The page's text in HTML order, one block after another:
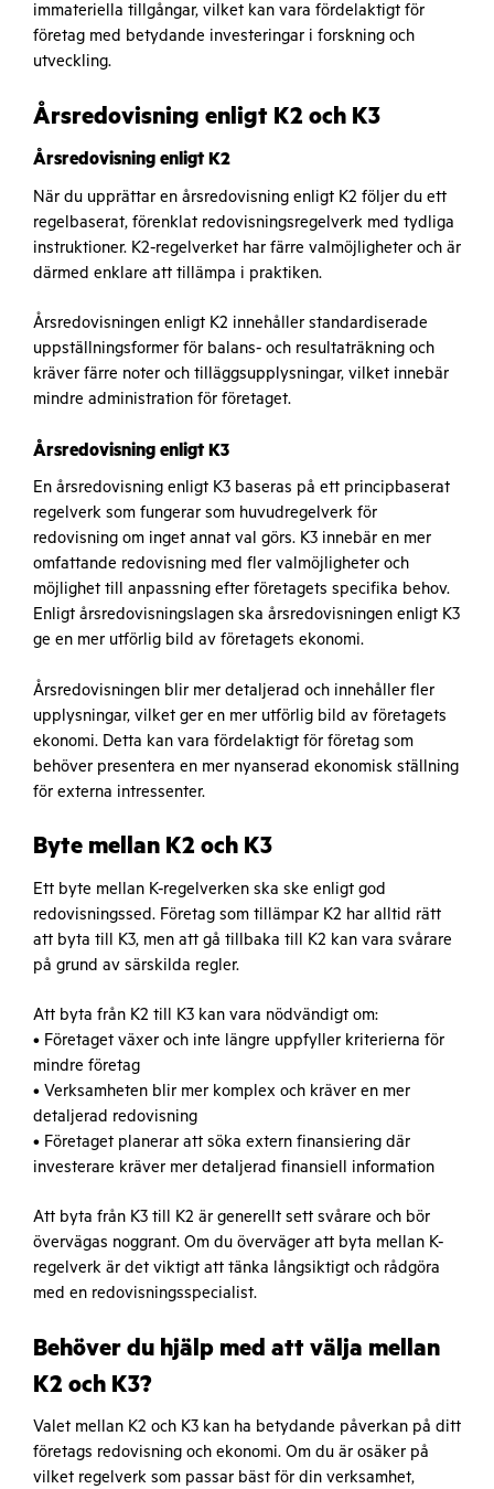
immateriella tillgångar, vilket kan vara fördelaktigt för
företag med betydande investeringar i forskning och
utveckling.
Årsredovisning enligt K2 och K3
Årsredovisning enligt K2
När du upprättar en årsredovisning enligt K2 följer du ett
regelbaserat, förenklat redovisningsregelverk med tydliga
instruktioner. K2-regelverket har färre valmöjligheter och är
därmed enklare att tillämpa i praktiken.
Årsredovisningen enligt K2 innehåller standardiserade
uppställningsformer för balans- och resultaträkning och
kräver färre noter och tilläggsupplysningar, vilket innebär
mindre administration för företaget.
Årsredovisning enligt K3
En årsredovisning enligt K3 baseras på ett principbaserat
regelverk som fungerar som huvudregelverk för
redovisning om inget annat val görs. K3 innebär en mer
omfattande redovisning med fler valmöjligheter och
möjlighet till anpassning efter företagets specifika behov.
Enligt årsredovisningslagen ska årsredovisningen enligt K3
ge en mer utförlig bild av företagets ekonomi.
Årsredovisningen blir mer detaljerad och innehåller fler
upplysningar, vilket ger en mer utförlig bild av företagets
ekonomi. Detta kan vara fördelaktigt för företag som
behöver presentera en mer nyanserad ekonomisk ställning
för externa intressenter.
Byte mellan K2 och K3
Ett byte mellan K-regelverken ska ske enligt god
redovisningssed. Företag som tillämpar K2 har alltid rätt
att byta till K3, men att gå tillbaka till K2 kan vara svårare
på grund av särskilda regler.
Att byta från K2 till K3 kan vara nödvändigt om:
• Företaget växer och inte längre uppfyller kriterierna för
mindre företag
• Verksamheten blir mer komplex och kräver en mer
detaljerad redovisning
• Företaget planerar att söka extern finansiering där
investerare kräver mer detaljerad finansiell information
Att byta från K3 till K2 är generellt sett svårare och bör
övervägas noggrant. Om du överväger att byta mellan K-
regelverk är det viktigt att tänka långsiktigt och rådgöra
med en redovisningsspecialist.
Behöver du hjälp med att välja mellan
K2 och K3?
Valet mellan K2 och K3 kan ha betydande påverkan på ditt
företags redovisning och ekonomi. Om du är osäker på
vilket regelverk som passar bäst för din verksamhet,